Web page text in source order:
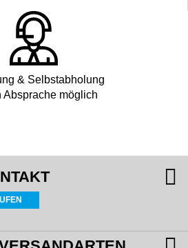
& Selbstabholung
Absprache möglich